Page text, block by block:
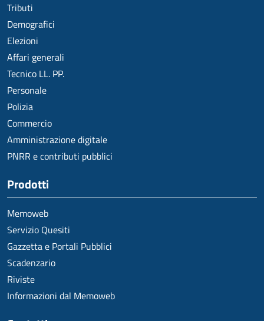
Tributi
Demografici
Elezioni
Affari generali
Tecnico LL. PP.
Personale
Polizia
Commercio
Amministrazione digitale
PNRR e contributi pubblici
Prodotti
Memoweb
Servizio Quesiti
Gazzetta e Portali Pubblici
Scadenzario
Riviste
Informazioni dal Memoweb